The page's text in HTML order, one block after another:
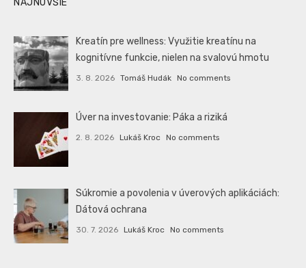
NAJNOVŠIE
Kreatín pre wellness: Využitie kreatínu na
kognitívne funkcie, nielen na svalovú hmotu
3. 8. 2026 Tomáš Hudák No comments
Úver na investovanie: Páka a riziká
2. 8. 2026 Lukáš Kroc No comments
Súkromie a povolenia v úverových aplikáciách:
Dátová ochrana
30. 7. 2026 Lukáš Kroc No comments